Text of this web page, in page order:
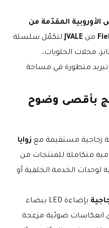
من JVALE
زجاجية مستقيمة مع
انعكاسات ضوئية مزعجة.